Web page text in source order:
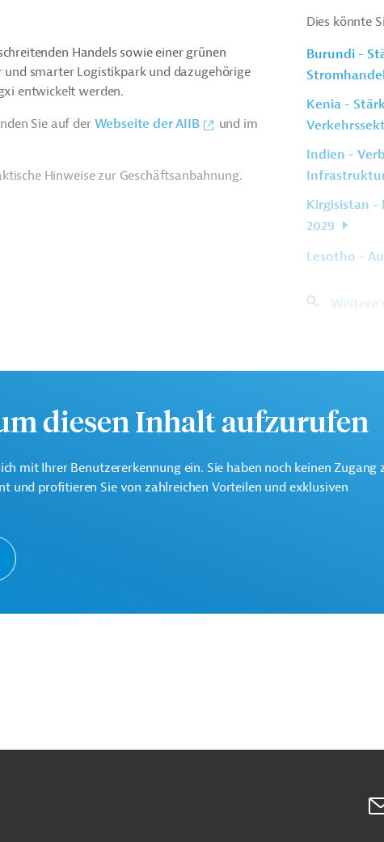
Handels sowie einer grünen
smarter Logistikpark und dazugehörige
entwickelt werden.
Sie auf derWebseite der AIIB
und im
Hinweise zur Geschäftsanbahnung.
Entwicklung der Region.
Dies könnte
Burundi -
Kenia -
Indien -
Kirgisistan -
2029
Lesotho -
Weitere
diesen Inhalt aufzurufen
mit Ihrer Benutzererkennung ein. Sie haben noch keinen Zugang
und profitieren Sie von zahlreichen Vorteilen und exklusiven